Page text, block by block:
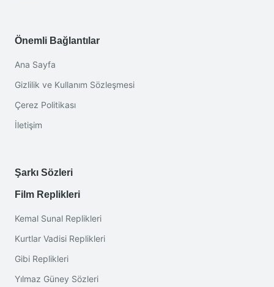
Önemli Bağlantılar
Ana Sayfa
Gizlilik ve Kullanım Sözleşmesi
Çerez Politikası
İletişim
Şarkı Sözleri
Film Replikleri
Kemal Sunal Replikleri
Kurtlar Vadisi Replikleri
Gibi Replikleri
Yılmaz Güney Sözleri